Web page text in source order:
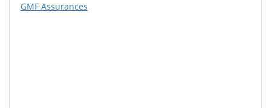
GMF Assurances